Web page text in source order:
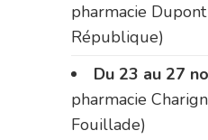
pharmacie
République)
Du 23 au 27
pharmacie
Fouillade)